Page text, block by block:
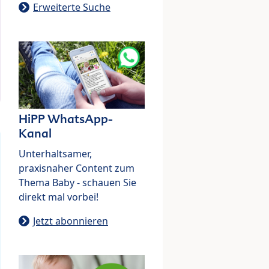
Erweiterte Suche
HiPP WhatsApp-
Kanal
Unterhaltsamer,
praxisnaher Content zum
Thema Baby - schauen Sie
direkt mal vorbei!
Jetzt abonnieren